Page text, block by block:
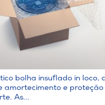
bolha insuflado in loco,
amortecimento e
As...